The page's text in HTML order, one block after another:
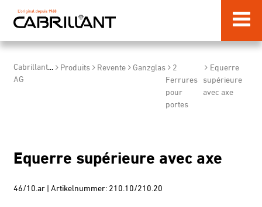
Cabrillant
AG
... Produits Revente Ganzglas
2
Ferrures
pour
portes
Equerre
supérieure
avec axe
Equerre supérieure avec axe
46/10.ar | Artikelnummer: 210.10/210.20